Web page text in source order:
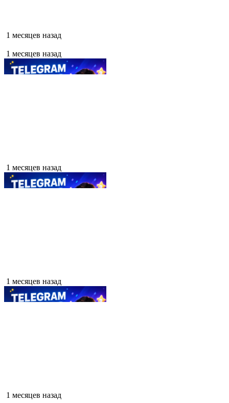
1 месяцев назад
1 месяцев назад
1 месяцев назад
1 месяцев назад
1 месяцев назад